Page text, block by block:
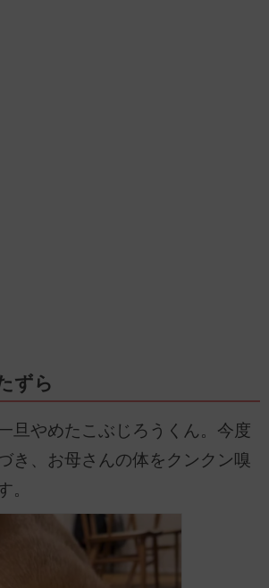
ずら
旦やめたこぶじろうくん。今度
き、お母さんの体をクンクン嗅
。